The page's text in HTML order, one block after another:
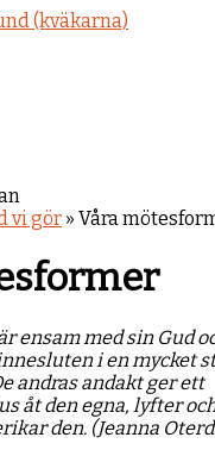
vi gör » Våra
ensam med sin Gud
i en mycket
andras andakt ger ett
åt den egna, lyfter
den. (Jeanna